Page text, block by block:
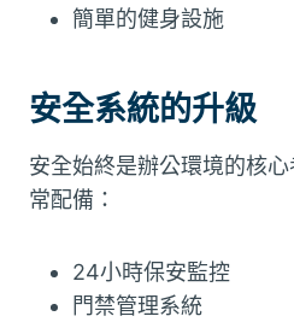
簡單的健身設施
安全系統的升級
安全始終是辦公環境的核
常配備：
24小時保安監控
門禁管理系統